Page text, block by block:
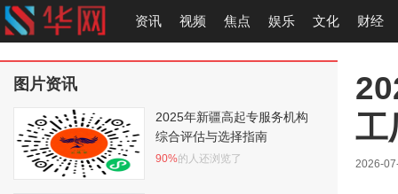
资讯 视频 焦点 娱乐 文化 财经
工
2026-
图片资讯
2025年新疆高起专服务机构
综合评估与选择指南
90%的人还浏览了